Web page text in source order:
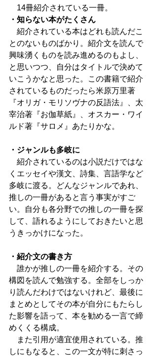
14冊紹介されている一冊。
・知らない本がたくさん
紹介されている本はどれも読んだこ
とのないものばかり。紹介文を読んで
興味湧くものを読み進めるのもよし、
と思いつつ、自分はタイトルで決めて
いこうかなと思った。この書籍で紹介
されているものだったら米原万里著
『オリガ・モリソヴナの反語法』、太
宰治著『お伽草紙』、オスカー・ワイ
ルド著『サロメ』あたりかな。
・ジャンルも多岐に
紹介されているのは小説だけではな
くエッセイや漢文、詩集、言語学など
多岐に渡る。どんなジャンルであれ、
推しの一冊があると言う事実がすご
い。自分も各分野での推しの一冊を探
して、語れるようにしておきたいと思
うきっかけになった。
・紹介文の書き方
誰かが推しの一冊を紹介する。その
構図を読んで勉強する。全部をしっか
り読んだわけではないけれど、最後に
まとめとしてその本が自分にもたらし
た影響を語って、本を勧める一言で締
めくくる構成。
また引用が適宜使用されている。推
しにもなると、この一文が特に刺さっ